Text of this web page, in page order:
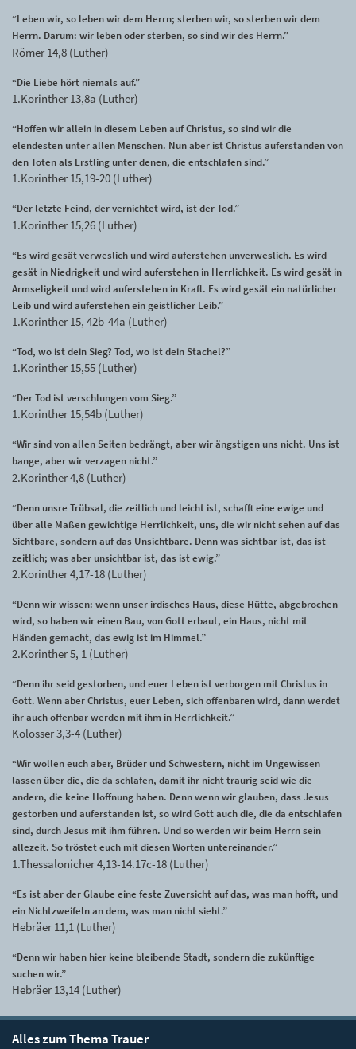
“Leben wir, so leben wir dem Herrn; sterben wir, so sterben wir dem
Herrn. Darum: wir leben oder sterben, so sind wir des Herrn.”
Römer 14,8 (Luther)
“Die Liebe hört niemals auf.”
1.Korinther 13,8a (Luther)
“Hoffen wir allein in diesem Leben auf Christus, so sind wir die
elendesten unter allen Menschen. Nun aber ist Christus auferstanden von
den Toten als Erstling unter denen, die entschlafen sind.”
1.Korinther 15,19-20 (Luther)
“Der letzte Feind, der vernichtet wird, ist der Tod.”
1.Korinther 15,26 (Luther)
“Es wird gesät verweslich und wird auferstehen unverweslich. Es wird
gesät in Niedrigkeit und wird auferstehen in Herrlichkeit. Es wird gesät in
Armseligkeit und wird auferstehen in Kraft. Es wird gesät ein natürlicher
Leib und wird auferstehen ein geistlicher Leib.”
1.Korinther 15, 42b-44a (Luther)
“Tod, wo ist dein Sieg? Tod, wo ist dein Stachel?”
1.Korinther 15,55 (Luther)
“Der Tod ist verschlungen vom Sieg.”
1.Korinther 15,54b (Luther)
“Wir sind von allen Seiten bedrängt, aber wir ängstigen uns nicht. Uns ist
bange, aber wir verzagen nicht.”
2.Korinther 4,8 (Luther)
“Denn unsre Trübsal, die zeitlich und leicht ist, schafft eine ewige und
über alle Maßen gewichtige Herrlichkeit, uns, die wir nicht sehen auf das
Sichtbare, sondern auf das Unsichtbare. Denn was sichtbar ist, das ist
zeitlich; was aber unsichtbar ist, das ist ewig.”
2.Korinther 4,17-18 (Luther)
“Denn wir wissen: wenn unser irdisches Haus, diese Hütte, abgebrochen
wird, so haben wir einen Bau, von Gott erbaut, ein Haus, nicht mit
Händen gemacht, das ewig ist im Himmel.”
2.Korinther 5, 1 (Luther)
“Denn ihr seid gestorben, und euer Leben ist verborgen mit Christus in
Gott. Wenn aber Christus, euer Leben, sich offenbaren wird, dann werdet
ihr auch offenbar werden mit ihm in Herrlichkeit.”
Kolosser 3,3-4 (Luther)
“Wir wollen euch aber, Brüder und Schwestern, nicht im Ungewissen
lassen über die, die da schlafen, damit ihr nicht traurig seid wie die
andern, die keine Hoffnung haben. Denn wenn wir glauben, dass Jesus
gestorben und auferstanden ist, so wird Gott auch die, die da entschlafen
sind, durch Jesus mit ihm führen. Und so werden wir beim Herrn sein
allezeit. So tröstet euch mit diesen Worten untereinander.”
1.Thessalonicher 4,13-14.17c-18 (Luther)
“Es ist aber der Glaube eine feste Zuversicht auf das, was man hofft, und
ein Nichtzweifeln an dem, was man nicht sieht.”
Hebräer 11,1 (Luther)
“Denn wir haben hier keine bleibende Stadt, sondern die zukünftige
suchen wir.”
Hebräer 13,14 (Luther)
Alles zum Thema Trauer